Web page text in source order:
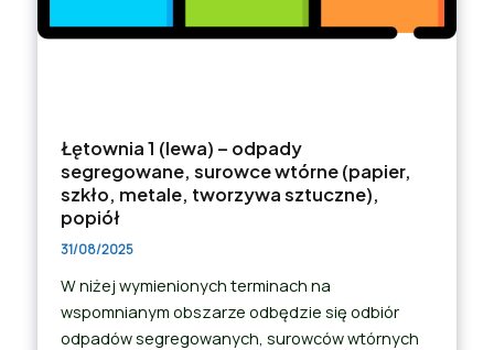
Łętownia 1 (lewa) – odpady
segregowane, surowce wtórne (papier,
szkło, metale, tworzywa sztuczne),
popiół
31/08/2025
W niżej wymienionych terminach na
wspomnianym obszarze odbędzie się odbiór
odpadów segregowanych, surowców wtórnych